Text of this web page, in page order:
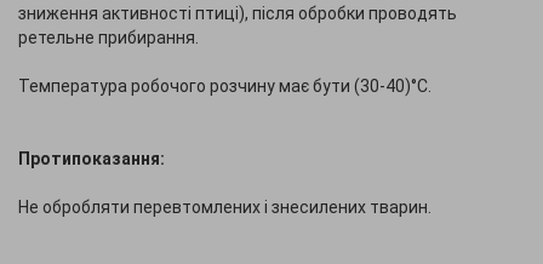
зниження активності птиці), після обробки проводять
ретельне прибирання.
Температура робочого розчину має бути (30-40)°С.
Протипоказання:
Не обробляти перевтомлених і знесилених тварин.